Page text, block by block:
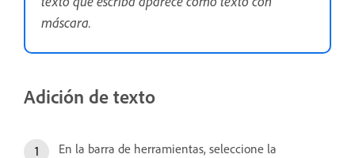
máscara.
Adición de texto
En la barra de herramientas, seleccione la